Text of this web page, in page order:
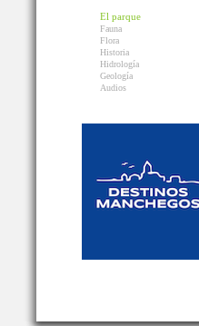
El parque
Fauna
Flora
Historia
Hidrología
Geología
Audios